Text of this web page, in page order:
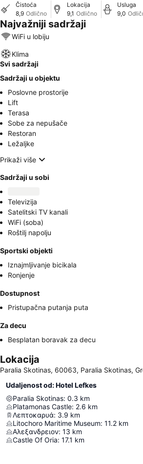
Čistoća
8,9 Odlično
Lokacija
9,1 Odlično
Usluga
9,0
Najvažniji sadržaji
WiFi u lobiju
Klima
Svi sadržaji
Sadržaji u objektu
Poslovne prostorije
Lift
Terasa
Sobe za nepušače
Restoran
Ležaljke
Prikaži više
Sadržaji u sobi
Televizija
Satelitski TV kanali
WiFi (soba)
Roštilj napolju
Sportski objekti
Iznajmljivanje bicikala
Ronjenje
Dostupnost
Pristupačna putanja puta
Za decu
Besplatan boravak za decu
Lokacija
Paralia Skotinas, 60063, Paralia Skotinas,
Udaljenost od: Hotel Lefkes
Paralia Skotinas: 0.3 km
Platamonas Castle: 2.6 km
Λεπτοκαρυά: 3.9 km
Litochoro Maritime Museum: 11.2 km
Αλεξανδρειον: 13 km
Castle Of Oria: 17.1 km